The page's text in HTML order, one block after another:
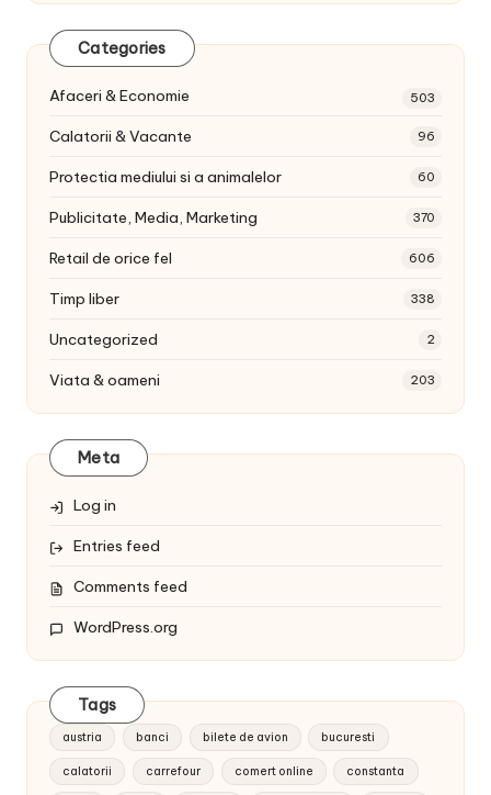
Categories
Afaceri & Economie 503
Calatorii & Vacante 96
Protectia mediului si a animalelor 60
Publicitate, Media, Marketing 370
Retail de orice fel 606
Timp liber 338
Uncategorized 2
Viata & oameni 203
Meta
Log in
Entries feed
Comments feed
WordPress.org
Tags
austria banci bilete de avion bucuresti
calatorii carrefour comert online constanta